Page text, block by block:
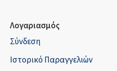
Λογαριασμός
Σύνδεση
Ιστορικό Παραγγελιών